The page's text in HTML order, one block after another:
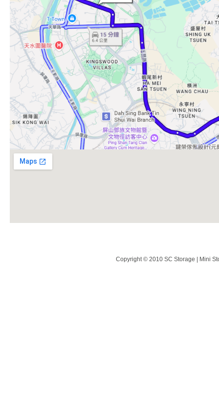
Copyright © 2010 SC Storage | Mini